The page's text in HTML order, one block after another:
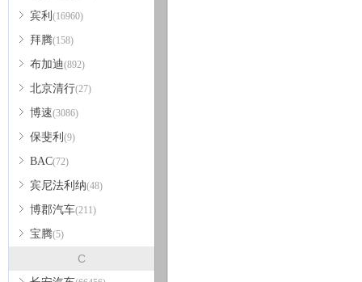
宾利 (16960)
拜腾(158)
布加迪(892)
北京清行(27)
博速(3086)
保斐利 (9)
BAC(72)
宾尼法利纳(48)
博郡汽车(211)
宝腾(5)
C